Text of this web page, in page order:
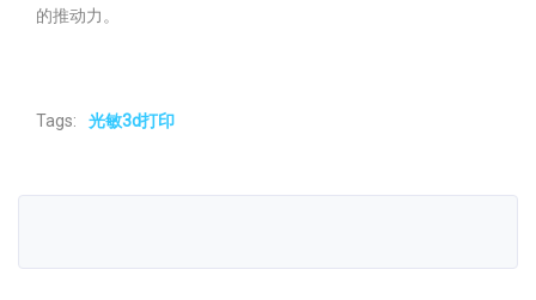
的推动力。
Tags: 光敏3d打印